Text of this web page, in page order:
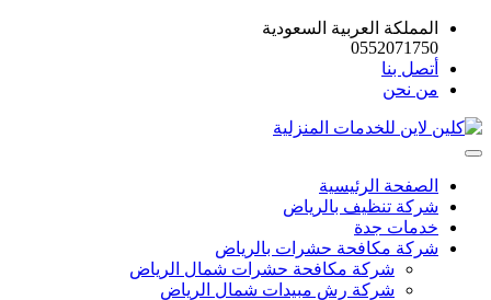
المملكة العربية السعودية
0552071750
أتصل بنا
من نحن
الصفحة الرئيسية
شركة تنظيف بالرياض
خدمات جدة
شركة مكافحة حشرات بالرياض
شركة مكافحة حشرات شمال الرياض
شركة رش مبيدات شمال الرياض